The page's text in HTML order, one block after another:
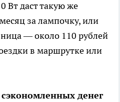
Вт даст такую же
за лампочку, или
— около 110 рублей
в маршрутке или
денег